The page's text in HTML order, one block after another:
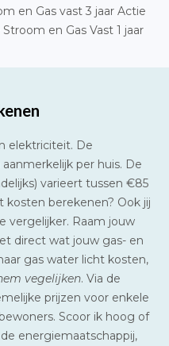
en Gas vast 3 jaar Actie
en Gas Vast 1 jaar
elektriciteit. De
per huis. De
varieert tussen €85
kosten berekenen? Ook jij
vergelijker. Raam jouw
direct wat jouw gas- en
gas water licht kosten,
vegelijken. Via de
prijzen voor enkele
Scoor ik hoog of
energiemaatschappij,